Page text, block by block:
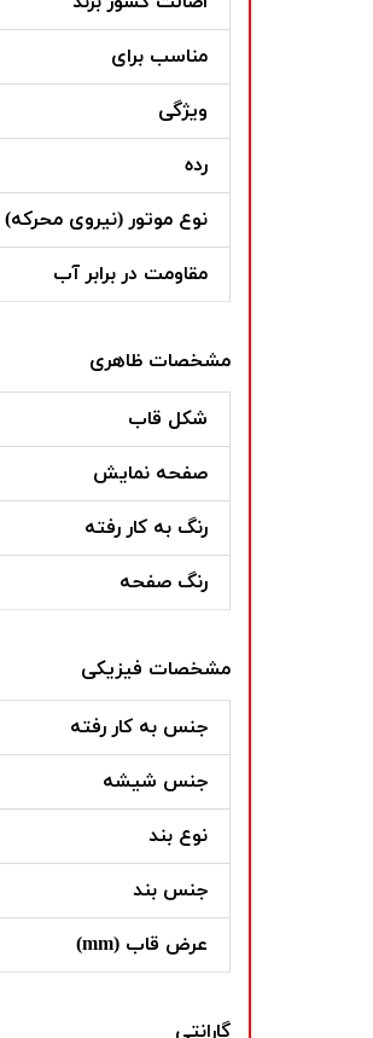
مناسب برای
ویژگی
رده
نوع موتور (نیروی محرکه)
مقاومت در برابر آب
مشخصات ظاهری
شکل قاب
صفحه نمایش
رنگ به کار رفته
رنگ صفحه
مشخصات فیزیکی
جنس به کار رفته
جنس شیشه
نوع بند
جنس بند
عرض قاب (mm)
گارانتی